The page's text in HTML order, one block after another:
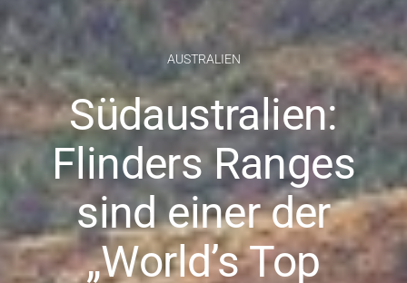
AUSTRALIEN
Südaustralien:
Flinders Ranges
sind einer der
„World’s Top